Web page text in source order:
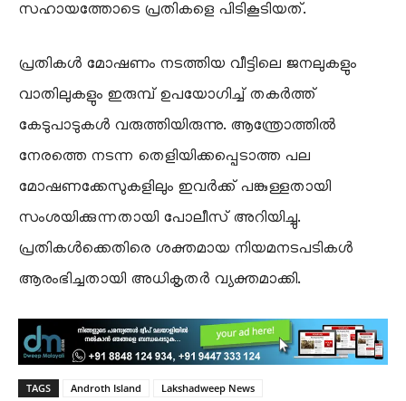
സഹായത്തോടെ പ്രതികളെ പിടികൂടിയത്.
പ്രതികൾ മോഷണം നടത്തിയ വീട്ടിലെ ജനലുകളും
വാതിലുകളും ഇരുമ്പ് ഉപയോഗിച്ച് തകർത്ത്
കേടുപാടുകൾ വരുത്തിയിരുന്നു. ആന്ത്രോത്തിൽ
നേരത്തെ നടന്ന തെളിയിക്കപ്പെടാത്ത പല
മോഷണക്കേസുകളിലും ഇവർക്ക് പങ്കുള്ളതായി
സംശയിക്കുന്നതായി പോലീസ് അറിയിച്ചു.
പ്രതികൾക്കെതിരെ ശക്തമായ നിയമനടപടികൾ
ആരംഭിച്ചതായി അധികൃതർ വ്യക്തമാക്കി.
TAGS Androth Island
Lakshadweep News